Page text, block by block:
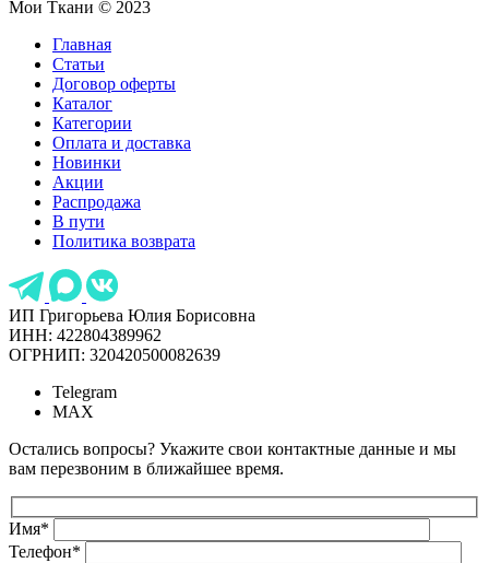
Мои Ткани © 2023
Главная
Статьи
Договор оферты
Каталог
Категории
Оплата и доставка
Новинки
Акции
Распродажа
В пути
Политика возврата
ИП Григорьева Юлия Борисовна
ИНН: 422804389962
ОГРНИП: 320420500082639
Telegram
MAX
Остались вопросы? Укажите свои контактные данные и мы
вам перезвоним в ближайшее время.
Имя*
Телефон*